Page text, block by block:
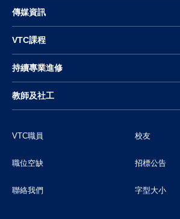
傳媒資訊
VTC課程
持續專業進修
教師及社工
VTC職員 校友
職位空缺 招標公告
聯絡我們 字型大小